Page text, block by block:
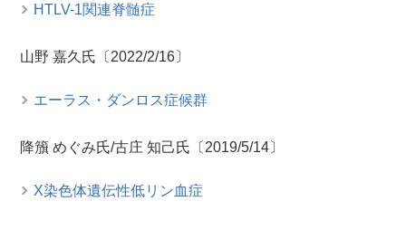
HTLV-1関連脊髄症
山野 嘉久氏〔2022/2/16〕
エーラス・ダンロス症候群
降籏 めぐみ氏/古庄 知己氏〔2019/5/14〕
X染色体遺伝性低リン血症